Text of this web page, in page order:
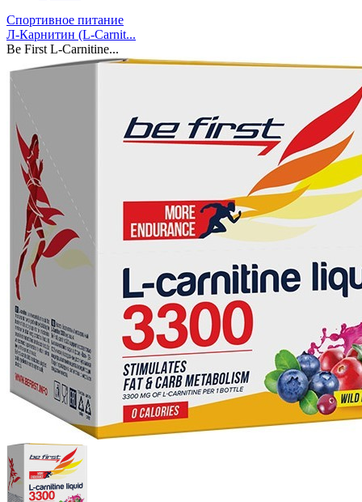
Спортивное питание
Л-Карнитин (L-Сarnit...
Be First L-Carnitine...